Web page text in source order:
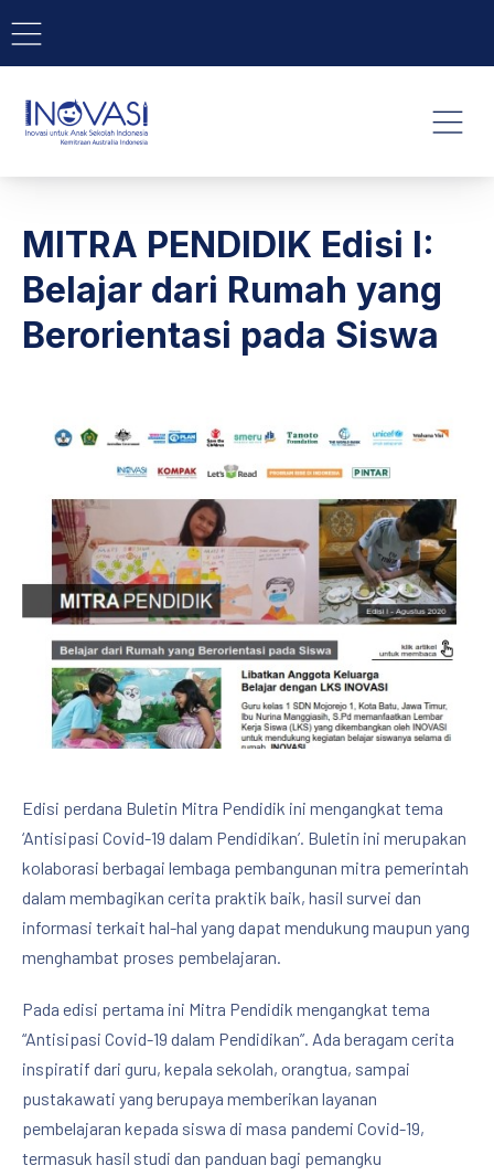
BAR NAVIGATION
INOVASI - Untuk Anak
MITRA PENDIDIK Edisi I:
Belajar dari Rumah yang
Berorientasi pada Siswa
Edisi perdana Buletin Mitra Pendidik ini mengangkat tema
‘Antisipasi Covid-19 dalam Pendidikan’. Buletin ini merupakan
kolaborasi berbagai lembaga pembangunan mitra pemerintah
dalam membagikan cerita praktik baik, hasil survei dan
informasi terkait hal-hal yang dapat mendukung maupun yang
menghambat proses pembelajaran.
Pada edisi pertama ini Mitra Pendidik mengangkat tema
“Antisipasi Covid-19 dalam Pendidikan”. Ada beragam cerita
inspiratif dari guru, kepala sekolah, orangtua, sampai
pustakawati yang berupaya memberikan layanan
pembelajaran kepada siswa di masa pandemi Covid-19,
termasuk hasil studi dan panduan bagi pemangku